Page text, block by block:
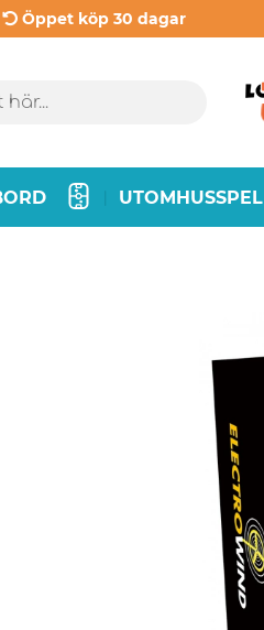
Öppet köp 30 dagar
UTOMHUSSPEL